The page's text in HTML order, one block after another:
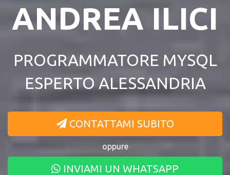
ANDREA ILICI
PROGRAMMATORE MYSQL
ESPERTO ALESSANDRIA
CONTATTAMI SUBITO
oppure
INVIAMI UN WHATSAPP